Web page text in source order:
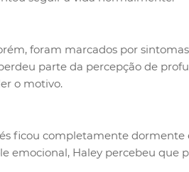
foram marcados por
parte da percepção de
o motivo.
ficou completamente dormente
emocional, Haley percebeu que